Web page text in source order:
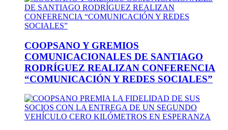
COOPSANO Y GREMIOS
COMUNICACIONALES DE SANTIAGO
RODRÍGUEZ REALIZAN CONFERENCIA
“COMUNICACIÓN Y REDES SOCIALES”